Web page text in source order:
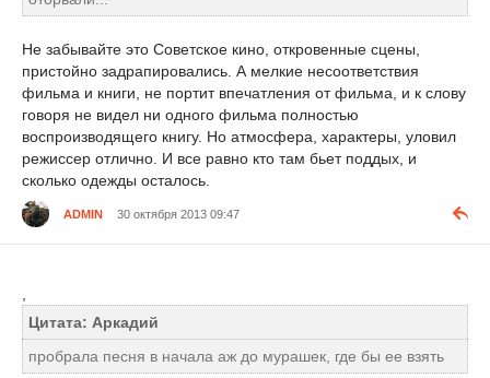
Не забывайте это Советское кино, откровенные сцены,
пристойно задрапировались. А мелкие несоответствия
фильма и книги, не портит впечатления от фильма, и к слову
говоря не видел ни одного фильма полностью
воспроизводящего книгу. Но атмосфера, характеры, уловил
режиссер отлично. И все равно кто там бьет поддых, и
сколько одежды осталось.
ADMIN 30 октября 2013 09:47
Цитата: Аркадий
пробрала песня в начала аж до мурашек, где бы ее взять